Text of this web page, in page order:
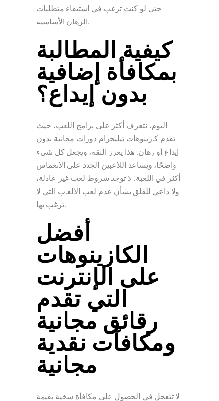
حتى لو كنت ترغب في استيفاء متطلبات
الرهان الأساسية.
كيفية المطالبة
بمكافأة إضافية
بدون إيداع؟
اليوم، نتعرف أكثر على برامج اللعب، حيث
تقدم كازينوهات تيليجرام دورات مجانية بدون
إيداع أو رهان. هذا يعزز الثقة، ويجعل كل شيء
واضحًا، ويساعد اللاعبين الجدد على الانغماس
أكثر في اللعبة. لا توجد شروط لعب غير عادلة،
ولا داعي للقلق بشأن عدم لعب الألعاب التي لا
ترغب بها.
أفضل
الكازينوهات
على الإنترنت
التي تقدم
رقائق مجانية
ومكافآت نقدية
مجانية
لا تتعجل في الحصول على مكافأة سخية بقيمة